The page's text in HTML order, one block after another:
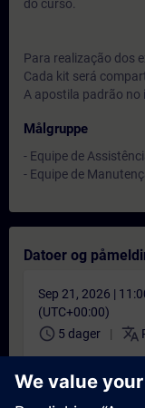
do curso.
Para realização dos
Cada kit será
A apostila padrão no
Målgruppe
- Equipe de
- Equipe de
Datoer og
Sep 21, 2026 |
(UTC+00:00)
schedule 5 dager translate
Nov 30, 2026 |